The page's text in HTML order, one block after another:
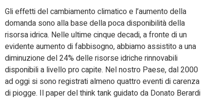
Gli effetti del cambiamento climatico e l’aumento della
domanda sono alla base della poca disponibilità della
risorsa idrica. Nelle ultime cinque decadi, a fronte di un
evidente aumento di fabbisogno, abbiamo assistito a una
diminuzione del 24% delle risorse idriche rinnovabili
disponibili a livello pro capite. Nel nostro Paese, dal 2000
ad oggi si sono registrati almeno quattro eventi di carenza
di piogge. Il paper del think tank guidato da Donato Berardi